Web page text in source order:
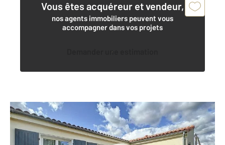
Vous êtes acquéreur et vendeur,
nos agents immobiliers peuvent vous
accompagner dans vos projets
Demander une estimation
COGNAC 16
81 m2, 4 pièces
Ref : 2571